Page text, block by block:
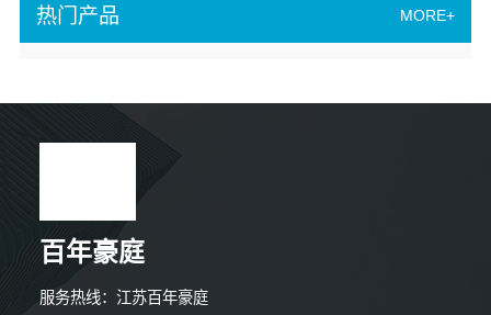
热门产品 MORE+
百年豪庭
服务热线：江苏百年豪庭